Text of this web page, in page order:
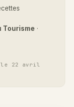
Tourisme ·
le 22 avril